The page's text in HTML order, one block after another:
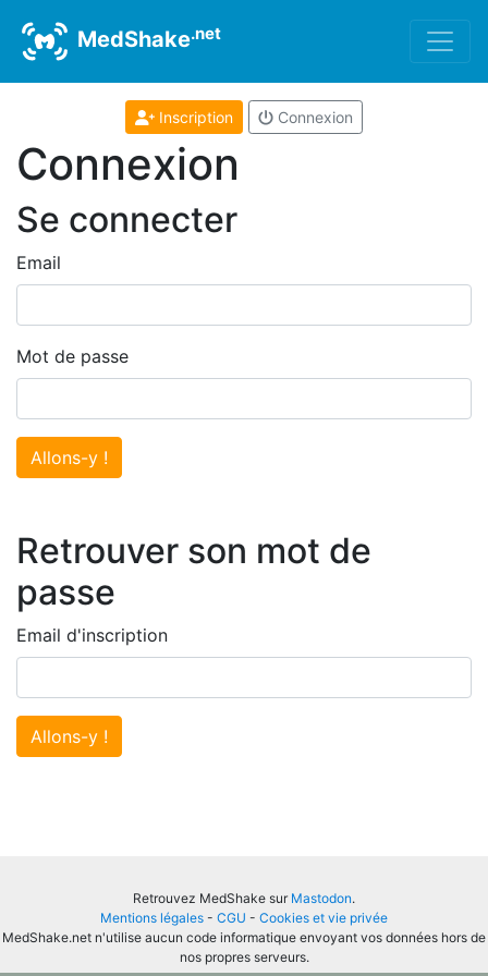
MedShake.net
Inscription Connexion
Connexion
Se connecter
Email
Mot de passe
Allons-y !
Retrouver son mot de
passe
Email d'inscription
Allons-y !
Retrouvez MedShake sur Mastodon.
Mentions légales - CGU - Cookies et vie privée
MedShake.net n'utilise aucun code informatique envoyant vos données hors de
nos propres serveurs.